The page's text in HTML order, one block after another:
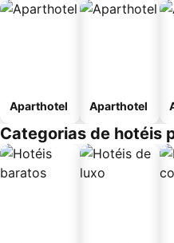
Aparthotel Aparthotel
Categorias de hotéis